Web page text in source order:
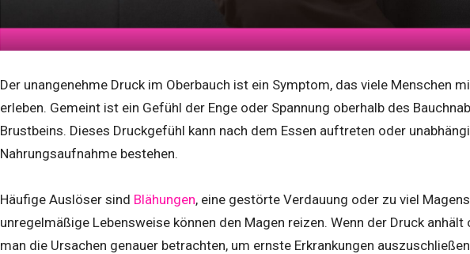
Der unangenehme Druck im Oberbauch ist ein Symptom, das viele Menschen
erleben. Gemeint ist ein Gefühl der Enge oder Spannung oberhalb des
Brustbeins. Dieses Druckgefühl kann nach dem Essen auftreten oder
Nahrungsaufnahme bestehen.
Häufige Auslöser sind Blähungen, eine gestörte Verdauung oder zu viel
unregelmäßige Lebensweise können den Magen reizen. Wenn der Druck
man die Ursachen genauer betrachten, um ernste Erkrankungen